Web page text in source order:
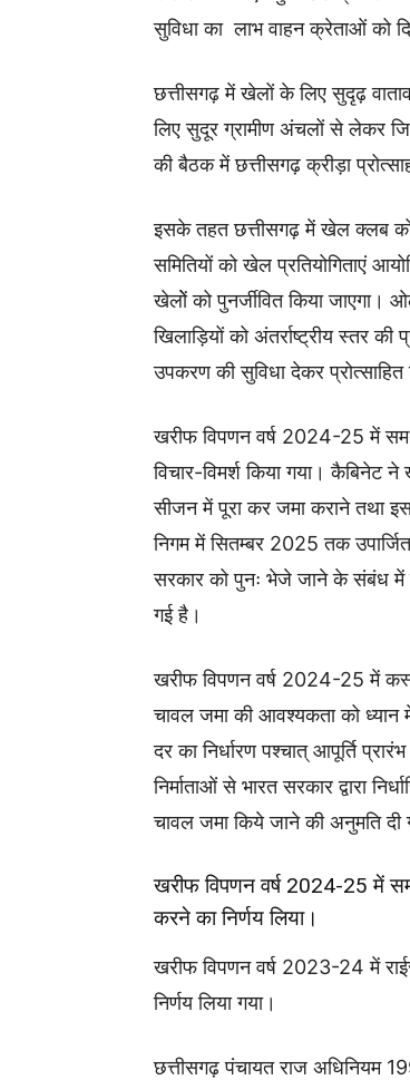
सुविधा का लाभ वाहन क्रेताओं को
छत्तीसगढ़ में खेलों के लिए सुदृढ़
लिए सुदूर ग्रामीण अंचलों से लेकर
की बैठक में छत्तीसगढ़ क्रीड़ा
इसके तहत छत्तीसगढ़ में खेल क्लब को
समितियों को खेल प्रतियोगिताएं
खेलोें को पुनर्जीवित किया जाएगा।
खिलाड़ियों को अंतर्राष्ट्रीय स्तर
उपकरण की सुविधा देकर प्रोत्साहित
खरीफ विपणन वर्ष 2024-25 में
विचार-विमर्श किया गया। कैबिनेट
सीजन में पूरा कर जमा कराने तथा
निगम में सितम्बर 2025 तक
सरकार को पुनः भेजे जाने के संबंध में
गई है।
खरीफ विपणन वर्ष 2024-25 में
चावल जमा की आवश्यकता को ध्यान
दर का निर्धारण पश्चात् आपूर्ति
निर्माताओं से भारत सरकार द्वारा
चावल जमा किये जाने की अनुमति दी
खरीफ विपणन वर्ष 2024-25 में
करने का निर्णय लिया।
खरीफ विपणन वर्ष 2023-24 में
निर्णय लिया गया।
छत्तीसगढ़ पंचायत राज अधिनियम